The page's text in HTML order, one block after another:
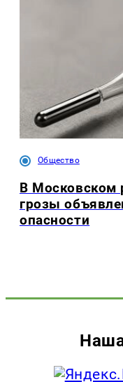
Общество
В Московском
грозы
опасности